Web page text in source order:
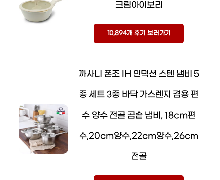
크림아이보리
10,894개 후기 보러가기
까사니 폰조 IH 인덕션 스텐 냄비 5
종 세트 3중 바닥 가스렌지 겸용 편
수 양수 전골 곰솥 냄비, 18cm편
수,20cm양수,22cm양수,26cm
전골